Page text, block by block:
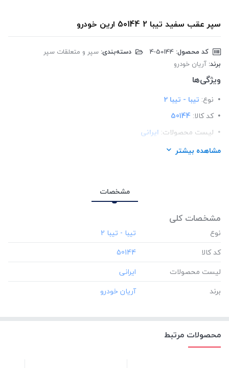
سپر عقب سفید تیبا 2 50144 ارین خودرو
کد محصول: دسته‌بندی: سپر و متعلقات سپر
برند: آریان خودرو
ویژگی‌ها
نوع: تیبا - تیبا 2
کد کالا: 50144
لیست محصولات: ایرانی
برند:آریان خودرو
مشاهده بیشتر
مشخصات
مشخصات کلی
نوع
کد کالا
‎50144
لیست محصولات
برند
محصولات مرتبط